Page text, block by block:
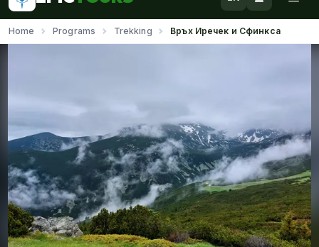
Home Programs Trekking Връх Иречек и Сфинкса